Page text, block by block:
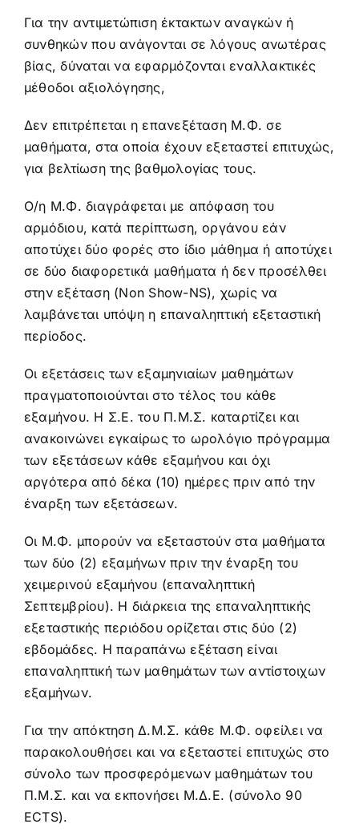
Για την αντιμετώπιση έκτακτων αναγκών ή
συνθηκών που ανάγονται σε λόγους ανωτέρας
βίας, δύναται να εφαρμόζονται εναλλακτικές
μέθοδοι αξιολόγησης,
Δεν επιτρέπεται η επανεξέταση Μ.Φ. σε
μαθήματα, στα οποία έχουν εξεταστεί επιτυχώς,
για βελτίωση της βαθμολογίας τους.
Ο/η Μ.Φ. διαγράφεται με απόφαση του
αρμόδιου, κατά περίπτωση, οργάνου εάν
αποτύχει δύο φορές στο ίδιο μάθημα ή αποτύχει
σε δύο διαφορετικά μαθήματα ή δεν προσέλθει
στην εξέταση (Non Show-NS), χωρίς να
λαμβάνεται υπόψη η επαναληπτική εξεταστική
περίοδος.
Οι εξετάσεις των εξαμηνιαίων μαθημάτων
πραγματοποιούνται στο τέλος του κάθε
εξαμήνου. Η Σ.Ε. του Π.Μ.Σ. καταρτίζει και
ανακοινώνει εγκαίρως το ωρολόγιο πρόγραμμα
των εξετάσεων κάθε εξαμήνου και όχι
αργότερα από δέκα (10) ημέρες πριν από την
έναρξη των εξετάσεων.
Οι Μ.Φ. μπορούν να εξεταστούν στα μαθήματα
των δύο (2) εξαμήνων πριν την έναρξη του
χειμερινού εξαμήνου (επαναληπτική
Σεπτεμβρίου). Η διάρκεια της επαναληπτικής
εξεταστικής περιόδου ορίζεται στις δύο (2)
εβδομάδες. Η παραπάνω εξέταση είναι
επαναληπτική των μαθημάτων των αντίστοιχων
εξαμήνων.
Για την απόκτηση Δ.Μ.Σ. κάθε Μ.Φ. οφείλει να
παρακολουθήσει και να εξεταστεί επιτυχώς στο
σύνολο των προσφερόμενων μαθημάτων του
Π.Μ.Σ. και να εκπονήσει Μ.Δ.Ε. (σύνολο 90
ECTS).